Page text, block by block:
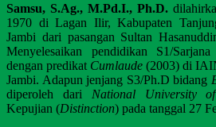
Samsu, S.Ag., M.Pd.I., Ph.D.
1970 di Lagan Ilir, Kabupaten
Jambi dari pasangan Sultan
Menyelesaikan pendidikan S1/
dengan predikat Cumlaude (2003) di
Jambi. Adapun jenjang S3/Ph.D bidang
diperoleh dari National University
Kepujian (Distinction) pada tanggal 27